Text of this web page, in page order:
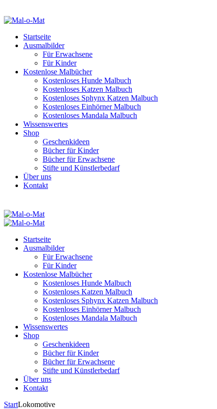
Startseite
Ausmalbilder
Für Erwachsene
Für Kinder
Kostenlose Malbücher
Kostenloses Hunde Malbuch
Kostenloses Katzen Malbuch
Kostenloses Sphynx Katzen Malbuch
Kostenloses Einhörner Malbuch
Kostenloses Mandala Malbuch
Wissenswertes
Shop
Geschenkideen
Bücher für Kinder
Bücher für Erwachsene
Stifte und Künstlerbedarf
Über uns
Kontakt
Startseite
Ausmalbilder
Für Erwachsene
Für Kinder
Kostenlose Malbücher
Kostenloses Hunde Malbuch
Kostenloses Katzen Malbuch
Kostenloses Sphynx Katzen Malbuch
Kostenloses Einhörner Malbuch
Kostenloses Mandala Malbuch
Wissenswertes
Shop
Geschenkideen
Bücher für Kinder
Bücher für Erwachsene
Stifte und Künstlerbedarf
Über uns
Kontakt
StartLokomotive